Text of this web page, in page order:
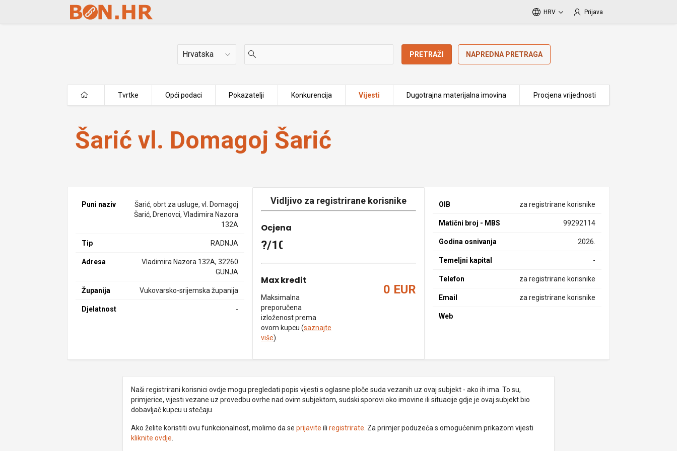
Skip to Main Content
HRV Prijava
Država PRETRAŽI NAPREDNA PRETRAGA
Tvrtke Opći podaci Pokazatelji Konkurencija Vijesti Dugotrajna materijalna imovina Procjena vrijednosti
Šarić vl. Domagoj Šarić
Šarić vl. Domagoj Šarić
Puni naziv
Šarić, obrt za usluge, vl. Domagoj
Šarić, Drenovci, Vladimira Nazora
132A
Tip RADNJA
Adresa
Vladimira Nazora 132A, 32260
GUNJA
Županija Vukovarsko-srijemska županija
Djelatnost -
Vidljivo za registrirane korisnike
Ocjena
?/10
Max kredit
Maksimalna
preporučena
izloženost prema
ovom kupcu (saznajte
više).
0 EUR
OIB za registrirane korisnike
Matični broj - MBS 99292114
Godina osnivanja 2026.
Temeljni kapital -
Telefon za registrirane korisnike
Email za registrirane korisnike
Web
Naši registrirani korisnici ovdje mogu pregledati popis vijesti s oglasne ploče suda vezanih uz ovaj subjekt - ako ih ima. To su,
primjerice, vijesti vezane uz provedbu ovrhe nad ovim subjektom, sudski sporovi oko imovine ili situacije gdje je ovaj subjekt bio
dobavljač kupcu u stečaju.
Ako želite koristiti ovu funkcionalnost, molimo da se prijavite ili registrirate . Za primjer poduzeća s omogućenim prikazom vijesti
kliknite ovdje